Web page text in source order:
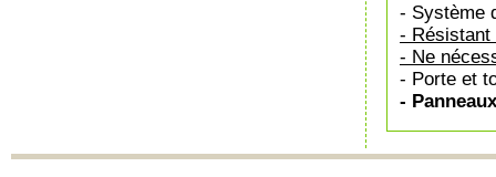
- Système
- Résistant
- Ne
- Porte et
-